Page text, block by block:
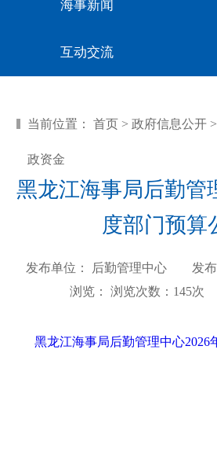
海事新闻
互动交流
当前位置： 首页 > 政府信息公开 >
政资金
黑龙江海事局后勤管
度部门预算
发布单位： 后勤管理中心 发布
浏览： 浏览次数：145次
黑龙江海事局后勤管理中心2026